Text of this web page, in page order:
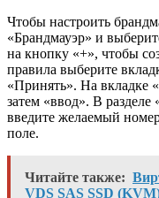
Чтобы настроить
«Брандмауэр» и
на кнопку «+», чтобы
правила выберите
«Принять». На вкладке
затем «ввод». В
введите желаемый
поле.
Читайте также:
VDS SAS SSD